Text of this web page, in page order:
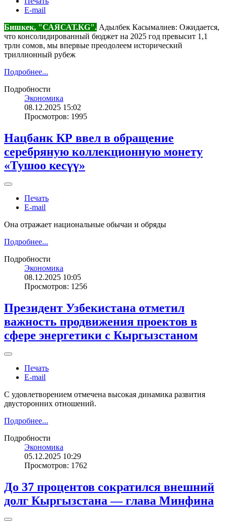
E-mail
Бишкек, "САЯСАТ.KG". Адылбек Касымалиев: Ожидается,
что консолидированный бюджет на 2025 год превысит 1,1
трлн сомов, мы впервые преодолеем исторический
триллионный рубеж
Подробнее...
Подробности
Экономика
08.12.2025 15:02
Просмотров: 1995
Нацбанк КР ввел в обращение
серебряную коллекционную монету
«Тушоо кесүү»
Печать
E-mail
Она отражает национальные обычаи и обряды
Подробнее...
Подробности
Экономика
08.12.2025 10:05
Просмотров: 1256
Президент Узбекистана отметил
важность продвижения проектов в
сфере энергетики с Кыргызстаном
Печать
E-mail
С удовлетворением отмечена высокая динамика развития
двусторонних отношений.
Подробнее...
Подробности
Экономика
05.12.2025 10:29
Просмотров: 1762
До 37 процентов сократился внешний
долг Кыргызстана — глава Минфина